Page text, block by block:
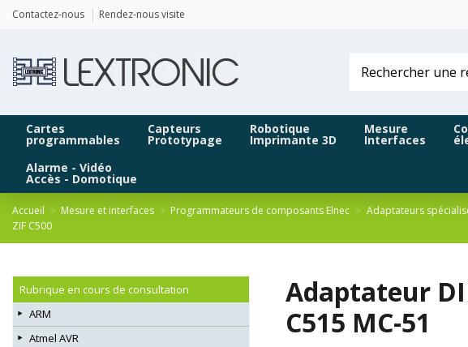
Contactez-nous Rendez-nous visite
Cartes
programmables
Capteurs
Prototypage
Robotique
Imprimante 3D
Mesure
Interfaces
Alarme - Vidéo
Accès - Domotique
Accueil Mesure et interfaces Programmateurs de composants Elnec Adaptateurs
ZIF C500
Adaptateur
C515 MC-51
Rubrique en cours de consultation
ARM
Atmel AVR
Panneau de gestion des cookies